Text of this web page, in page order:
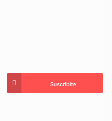
Suscribite